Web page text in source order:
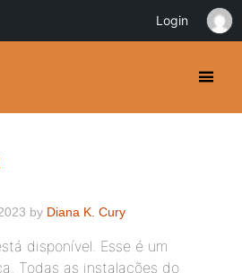
by Diana K. Cury
disponível. Esse é um
Todas as instalações do
Login